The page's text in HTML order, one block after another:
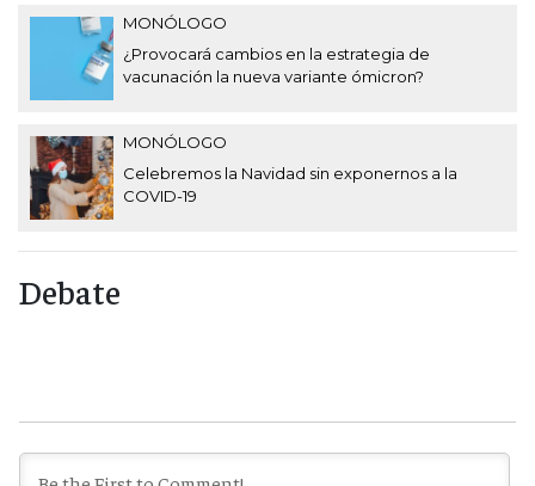
MONÓLOGO
¿Provocará cambios en la estrategia de
vacunación la nueva variante ómicron?
MONÓLOGO
Celebremos la Navidad sin exponernos a la
COVID-19
Debate